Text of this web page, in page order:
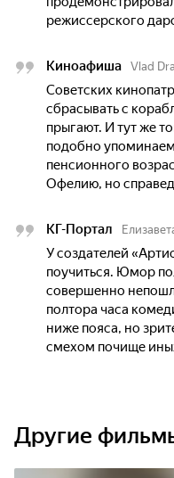
режиссерского
Киноафиша Vlad
Советских
сбрасывать с
прыгают. И тут же
подобно
пенсионного
Офелию, но
КГ-Портал
У создателей
поучиться. Юмор
совершенно
полтора часа
ниже пояса, но
смехом почище
Другие